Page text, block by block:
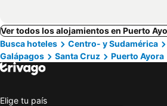
Ver todos los alojamientos en Puerto
Busca hoteles
Centro- y Sudamérica
Galápagos
Santa Cruz Puerto Ayora
Elige tu país